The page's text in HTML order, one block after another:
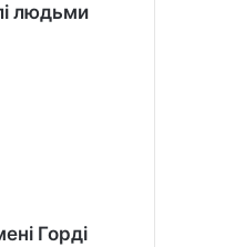
людьми
Горді